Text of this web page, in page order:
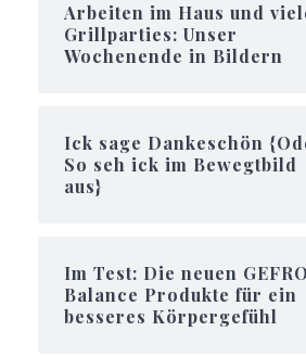
Arbeiten im Haus und
Grillparties: Unser
Wochenende in Bildern
Ick sage Dankeschön
So seh ick im Bewegtbild
aus}
Im Test: Die neuen GEFRO
Balance Produkte für ein
besseres Körpergefühl